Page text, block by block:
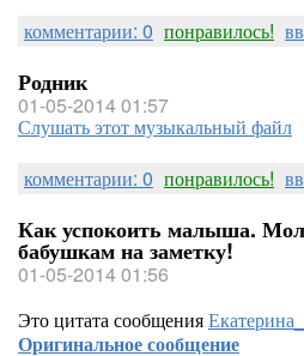
комментарии: 0 понравилось!
Родник
01-05-2014 01:57
Слушать этот музыкальный файл
комментарии: 0 понравилось!
Как успокоить малыша.
бабушкам на заметку!
01-05-2014 01:56
Это цитата сообщения
Оригинальное сообщение